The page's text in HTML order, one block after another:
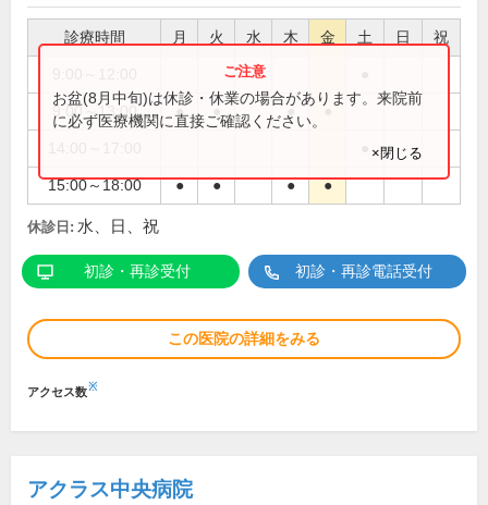
診療時間 月 火 水 木 金 土 日 祝
9:00～13:00 ● ● ● ●
15:00～18:00 ● ● ● ●
お盆(8月中旬)は休診・休業の場合があります。来院前
に必ず医療機関に直接ご確認ください。
×閉じる
休診日: 水、日、祝
初診・再診受付 初診・再診電話受付
この医院の詳細をみる
アクセス数※
アクラス中央病院